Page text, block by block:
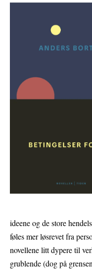
ideene og de store
føles mer løsrevet fra
novellene litt dypere til
grublende (dog på